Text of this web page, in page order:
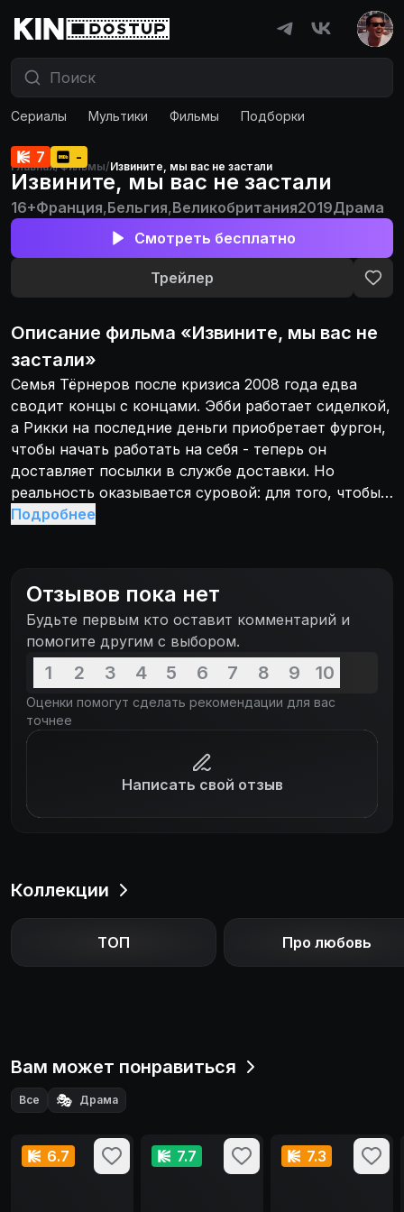
Сериалы Мультики Фильмы Подборки
Главная/Фильмы/Извините, мы вас не застали
7 -
Извините, мы вас не застали
16+Франция,Бельгия,Великобритания2019Драма
Смотреть бесплатно
Трейлер
Описание фильма «Извините, мы вас не
застали»
Семья Тёрнеров после кризиса 2008 года едва
сводит концы с концами. Эбби работает сиделкой,
а Рикки на последние деньги приобретает фургон,
чтобы начать работать на себя - теперь он
доставляет посылки в службе доставки. Но
реальность оказывается суровой: для того, чтобы
окупить франшизу, Рикки приходится работать по
Подробнее
Отзывов пока нет
Будьте первым кто оставит комментарий и
помогите другим с выбором.
1 2 3 4 5 6 7 8 9 10
Оценки помогут сделать рекомендации для вас
точнее
Написать свой отзыв
Коллекции
ТОП Про любовь
Вам может понравиться
Все 🎭 Драма
6.7 7.7 7.3